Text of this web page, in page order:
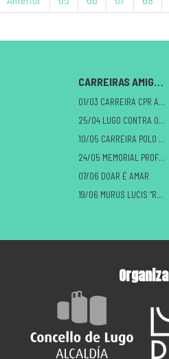
CARREIRAS AMIGAS
01/03 CARREIRA CPR A MILAGROSA
25/04 LUGO CONTRA O CANCRO
10/05 CARREIRA POLO DANO CEREBRAL
24/05 MEMORIAL PROFE ALBERTO
07/06 DOAR É AMAR
19/06 MURUS LUCIS “ROMANOS VS CASTREXOS”
Organiza